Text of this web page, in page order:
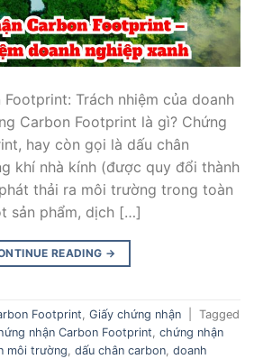
Trách nhiệm của doanh
Carbon Footprint là gì? Chứng
hay còn gọi là dấu chân
khí nhà kính (được quy đổi thành
thải ra môi trường trong toàn
sản phẩm, dịch […]
READING →
Footprint, Giấy chứng nhận
Tagged
nhận Carbon Footprint, chứng nhận
môi trường, dấu chân carbon, doanh